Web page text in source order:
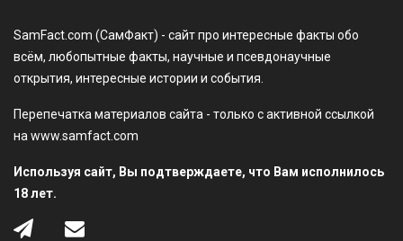
SamFact.com (СамФакт) - сайт про интересные факты обо
всём, любопытные факты, научные и псевдонаучные
открытия, интересные истории и события.
Перепечатка материалов сайта - только с активной ссылкой
на www.samfact.com
Используя сайт, Вы подтверждаете, что Вам исполнилось
18 лет.